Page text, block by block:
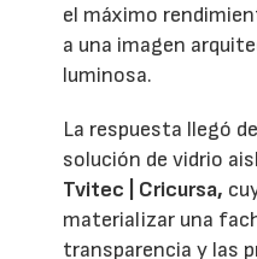
el máximo
a una imagen
luminosa.
La respuesta llegó
solución de vidrio
Tvitec | Cricursa,
materializar una
transparencia y las